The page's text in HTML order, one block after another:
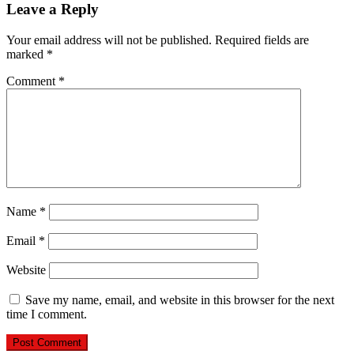
Leave a Reply
Your email address will not be published. Required fields are
marked *
Comment *
Name *
Email *
Website
Save my name, email, and website in this browser for the next
time I comment.